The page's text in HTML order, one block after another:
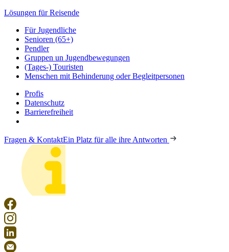
Lösungen für Reisende
Für Jugendliche
Senioren (65+)
Pendler
Gruppen un Jugendbewegungen
(Tages-) Touristen
Menschen mit Behinderung oder Begleitpersonen
Profis
Datenschutz
Barrierefreiheit
Fragen & KontaktEin Platz für alle ihre Antworten